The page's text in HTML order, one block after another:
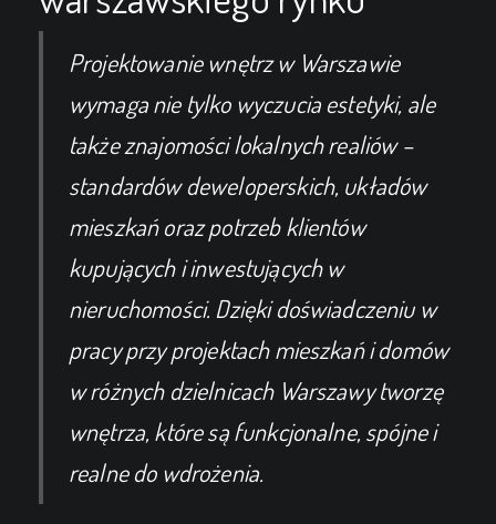
Projektowanie wnętrz w Warszawie
wymaga nie tylko wyczucia estetyki, ale
także znajomości lokalnych realiów –
standardów deweloperskich, układów
mieszkań oraz potrzeb klientów
kupujących i inwestujących w
nieruchomości. Dzięki doświadczeniu w
pracy przy projektach mieszkań i domów
w różnych dzielnicach Warszawy tworzę
wnętrza, które są funkcjonalne, spójne i
realne do wdrożenia.